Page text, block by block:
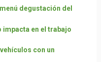
degustación del
impacta en el trabajo
con un